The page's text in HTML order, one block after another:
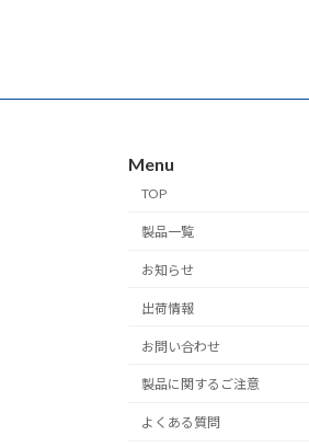
Menu
TOP
製品一覧
お知らせ
出荷情報
お問い合わせ
製品に関するご注意
よくある質問